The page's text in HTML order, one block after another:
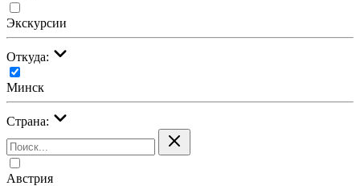
Экскурсии
Откуда:
Минск
Страна:
Австрия